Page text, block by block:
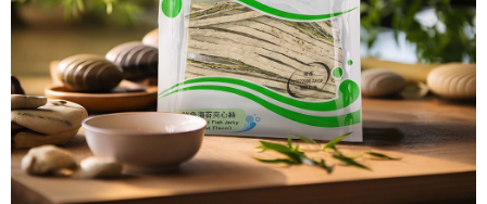
３．收到繳費通知簡訊後14天內，點擊此簡訊中的連結，可透過四大超商／
ATM／網路銀行／等多元方式進行付款，方視為交易完成。
※ 請注意：結帳手續完成當下不需立刻繳費，但若您需要取消訂單，請聯絡
購買商品的店家。未經商家同意取消之訂單仍視為有效，需透過AFTEE先享
後付繳納相關費用。
※ 交易是否成功請以「AFTEE先享後付 」之結帳頁面顯示為準，若有關於
是否繳費成功／繳費後需取消欲退款等相關疑問，請聯繫「AFTEE先享後付
客戶支援中心」https://netprotections.freshdesk.com/support/home
【注意事項】
每筆NT$60，滿NT$699(含以上)免運費
7-11取貨付款
每筆NT$60，滿NT$699(含以上)免運費
付款後7-11取貨
每筆NT$60，滿NT$699(含以上)免運費
宅配